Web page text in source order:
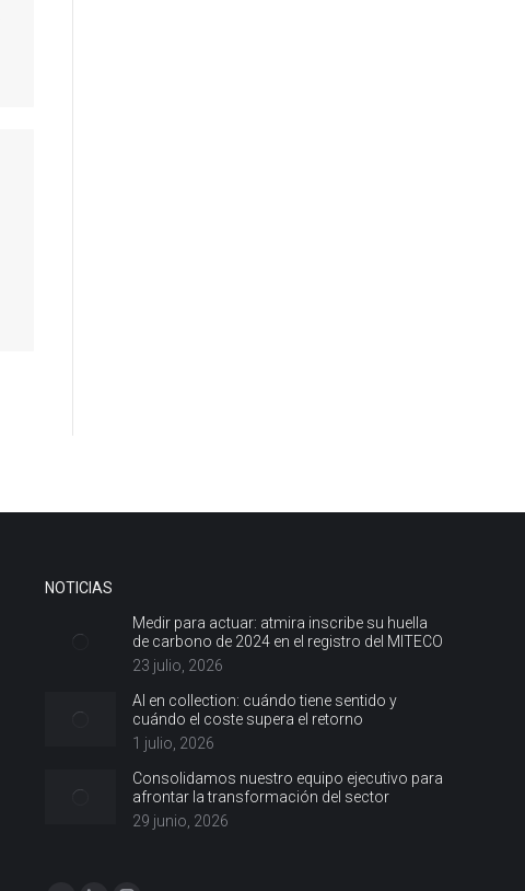
NOTICIAS
Medir para actuar: atmira inscribe su huella
de carbono de 2024 en el registro del MITECO
23 julio, 2026
AI en collection: cuándo tiene sentido y
cuándo el coste supera el retorno
1 julio, 2026
Consolidamos nuestro equipo ejecutivo para
afrontar la transformación del sector
29 junio, 2026